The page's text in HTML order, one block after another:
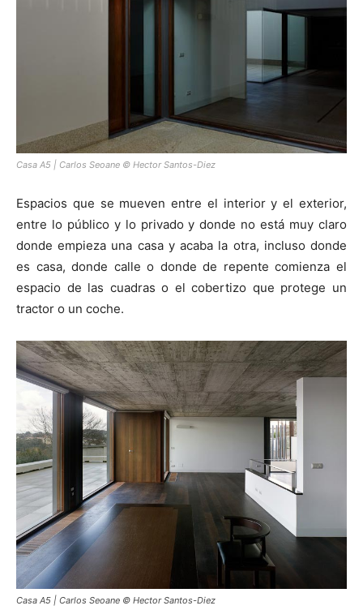
Casa A5 | Carlos Seoane © Hector Santos-Diez
Espacios que se mueven entre el interior y el exterior,
entre lo público y lo privado y donde no está muy claro
donde empieza una casa y acaba la otra, incluso donde
es casa, donde calle o donde de repente comienza el
espacio de las cuadras o el cobertizo que protege un
tractor o un coche.
Casa A5 | Carlos Seoane © Hector Santos-Diez